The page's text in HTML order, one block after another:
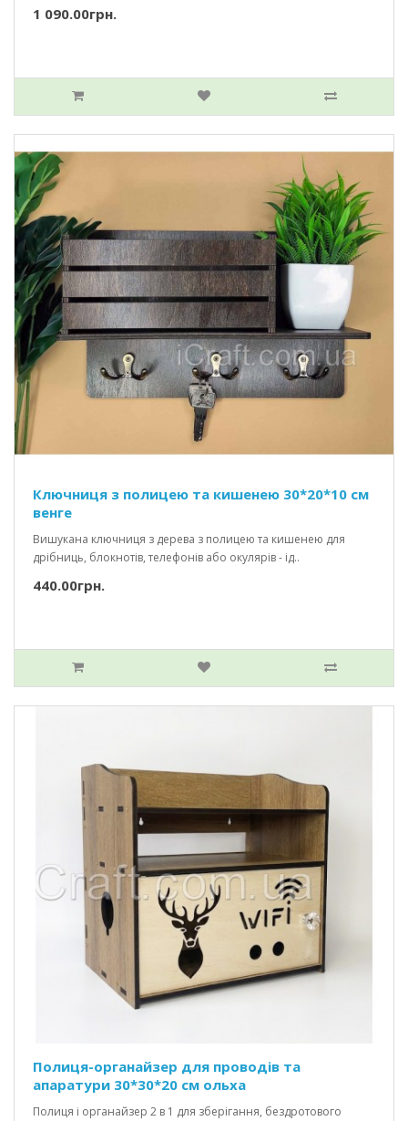
1 090.00грн.
Ключниця з полицею та кишенею 30*20*10 см
венге
Вишукана ключниця з дерева з полицею та кишенею для
дрібниць, блокнотів, телефонів або окулярів - ід..
440.00грн.
Полиця-органайзер для проводів та
апаратури 30*30*20 см ольха
Полиця і органайзер 2 в 1 для зберігання, бездротового